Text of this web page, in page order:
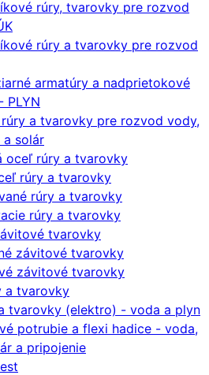
rúry, tvarovky pre rozvod
rúry a tvarovky pre rozvod
armatúry a nadprietokové
PLYN
rúry a tvarovky pre rozvod vody,
a solár
oceľ rúry a tvarovky
rúry a tvarovky
rúry a tvarovky
rúry a tvarovky
tvarovky
závitové tvarovky
závitové tvarovky
a tvarovky
tvarovky (elektro) - voda a plyn
potrubie a flexi hadice - voda,
a pripojenie